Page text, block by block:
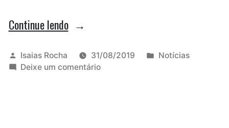
Continue lendo“Municípios
Maranhão
receberão
Publicado
por
Isaias Rocha 31/08/2019
Publicado
Notícias
Deixe um comentárioem